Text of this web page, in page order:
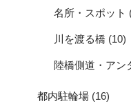
名所・スポット
川を渡る橋 (10)
陸橋側道・アン
都内駐輪場 (16)